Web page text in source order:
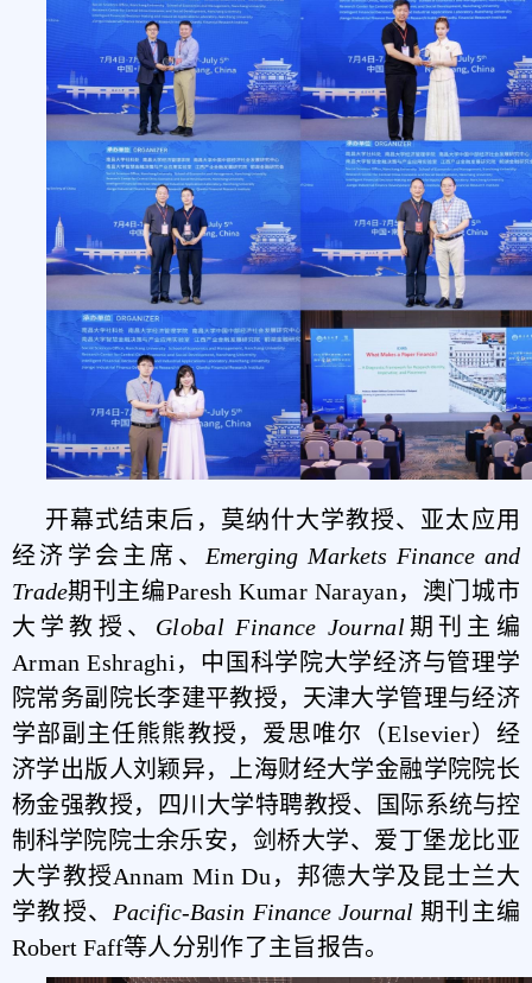
开幕式结束后， 莫纳什大学教授、 亚太应用
经济学会主席 、 Emerging Markets Finance and
Trade期刊主编Paresh Kumar Narayan， 澳门城市
大学教授、 Global Finance Journal 期刊主编
Arman Eshraghi，中国科学院大学经济与管理学
院常务副院长李建平教授，天津大学管理与经济
学部副主任熊熊教授，爱思唯尔（Elsevier）经
济学出版人刘颖异，上海财经大学金融学院院长
杨金强教授，四川大学特聘教授、
国际系统与控
制科学院院士余乐安，剑桥大学、爱丁堡龙比亚
大学教授Annam Min Du，邦德大学及昆士兰大
学教授、 Pacific-Basin Finance Journal期刊主编
Robert Faff等人分别 作了主旨报告。